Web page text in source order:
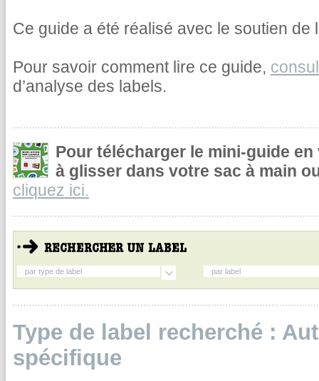
Ce guide a été réalisé avec le soutien de
Pour savoir comment lire ce guide,
d’analyse des labels.
Pour télécharger le mini-guide
à glisser dans votre sac à main
cliquez ici.
par type de label par label
Type de label recherché :
spécifique